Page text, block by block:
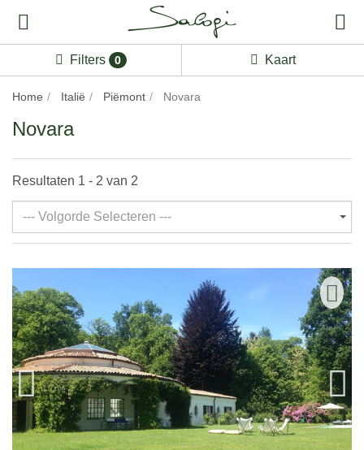
Filters 0 Kaart
Home Italië Piëmont Novara
Novara
Resultaten 1 - 2 van 2
--- Volgorde Selecteren ---